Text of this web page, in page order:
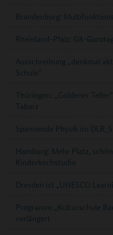
Brandenburg:
Rheinland-Pfalz: G8-
Ausschreibung „denkmal
Schule‟
Thüringen: „Goldener
Tabarz
Spannende Physik im
Hamburg: Mehr Platz,
Kinderkochstudio
Dresden ist „UNESCO
Programm „Kulturschule
verlängert